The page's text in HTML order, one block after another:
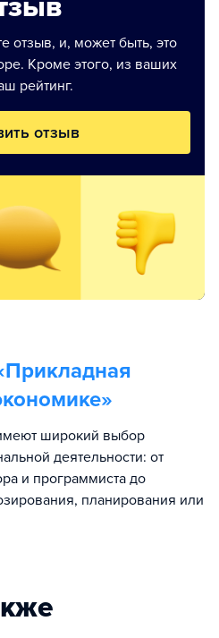
отзыв, и, может быть, это
Кроме этого, из ваших
рейтинг.
отзыв
Прикладная
»
широкий выбор
деятельности: от
и программиста до
планирования или